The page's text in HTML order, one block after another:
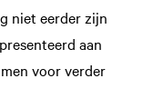
niet eerder zijn
aan
voor verder